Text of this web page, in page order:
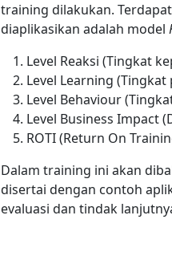
training dilakukan.
diaplikasikan adalah model
Level Reaksi (Tingkat
Level Learning
Level Behaviour
Level Business Impact
ROTI (Return On
Dalam training ini akan
disertai dengan contoh
evaluasi dan tindak